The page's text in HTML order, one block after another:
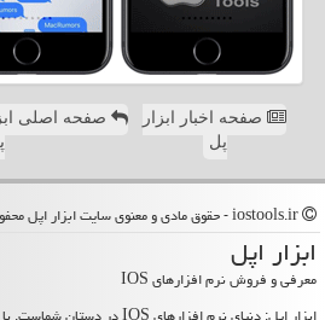
صفحه اخبار ابزار
پل
صفحه اصلی
ابزار اپل
معرفی و فروش نرم افزارهای IOS